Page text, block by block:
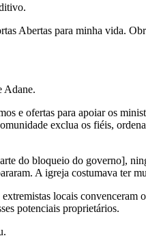
Abertas para minha vida.
Adane.
e ofertas para apoiar os
exclua os fiéis,
do bloqueio do governo],
A igreja costumava ter
locais convenceram
potenciais proprietários.